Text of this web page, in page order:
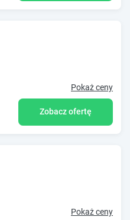
a w sercu miasta.
Pokaż ceny
Zobacz ofertę
Pokaż ceny